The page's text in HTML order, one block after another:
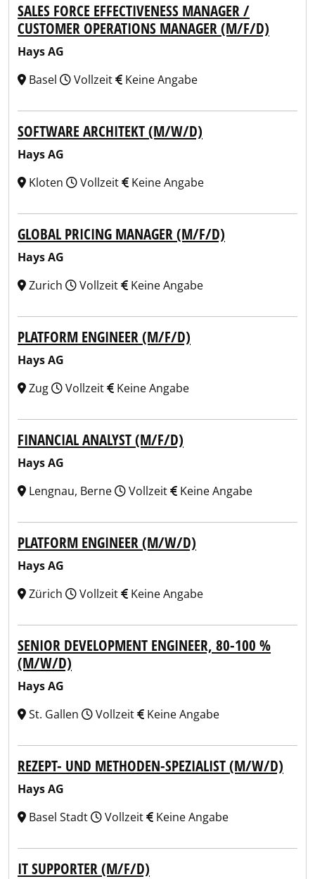
SALES FORCE EFFECTIVENESS MANAGER /
CUSTOMER OPERATIONS MANAGER (M/F/D)
Hays AG
Basel
Vollzeit Keine Angabe
SOFTWARE ARCHITEKT (M/W/D)
Hays AG
Kloten
Vollzeit Keine Angabe
GLOBAL PRICING MANAGER (M/F/D)
Hays AG
Zurich
Vollzeit Keine Angabe
PLATFORM ENGINEER (M/F/D)
Hays AG
Zug
Vollzeit Keine Angabe
FINANCIAL ANALYST (M/F/D)
Hays AG
Lengnau, Berne
Vollzeit Keine Angabe
PLATFORM ENGINEER (M/W/D)
Hays AG
Zürich
Vollzeit Keine Angabe
SENIOR DEVELOPMENT ENGINEER, 80-100 %
(M/W/D)
Hays AG
St. Gallen
Vollzeit Keine Angabe
REZEPT- UND METHODEN-SPEZIALIST (M/W/D)
Hays AG
Basel Stadt
Vollzeit Keine Angabe
IT SUPPORTER (M/F/D)